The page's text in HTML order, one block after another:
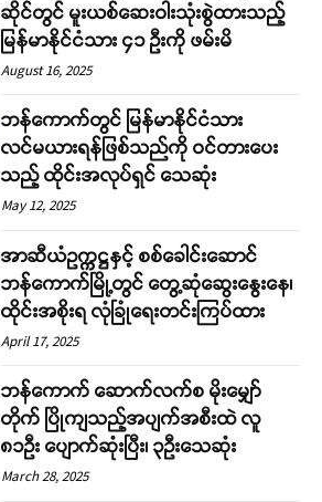
ဆိုင်တွင် မူးယစ်ဆေးဝါးသုံးစွဲထားသည့်
မြန်မာနိုင်ငံသား ၄၁ ဦးကို ဖမ်းမိ
August 16, 2025
ဘန်ကောက်တွင် မြန်မာနိုင်ငံသား
လင်မယားရန်ဖြစ်သည်ကို ဝင်တားပေး
သည့် ထိုင်းအလုပ်ရှင် သေဆုံး
May 12, 2025
အာဆီယံဥက္ကဋ္ဌနှင့် စစ်ခေါင်းဆောင်
ဘန်ကောက်မြို့တွင် တွေ့ဆုံဆွေးနွေးနေ၊
ထိုင်းအစိုးရ လုံခြုံရေးတင်းကြပ်ထား
April 17, 2025
ဘန်ကောက် ဆောက်လက်စ မိုးမျှော်
တိုက် ပြိုကျသည့်အပျက်အစီးထဲ လူ
၈၁ဉီး ပျောက်ဆုံးပြီး၊ ၃ဉီးသေဆုံး
March 28, 2025